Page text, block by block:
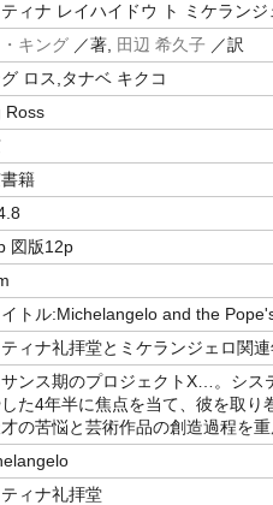
ィナ レイハイドウ ト ミケランジ
キング ／著, 田辺 希久子 ／訳
ロス,タナベ キクコ
Ross
籍
図版12p
イトル:Michelangelo and the
ィナ礼拝堂とミケランジェロ関
サンス期のプロジェクトX…。シス
た4年半に焦点を当て、彼を取
の苦悩と芸術作品の創造過程を
ィナ礼拝堂